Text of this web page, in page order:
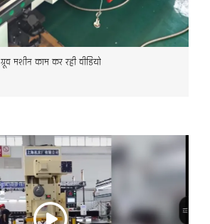
ग्रूव मशीन काम कर रही वीडियो